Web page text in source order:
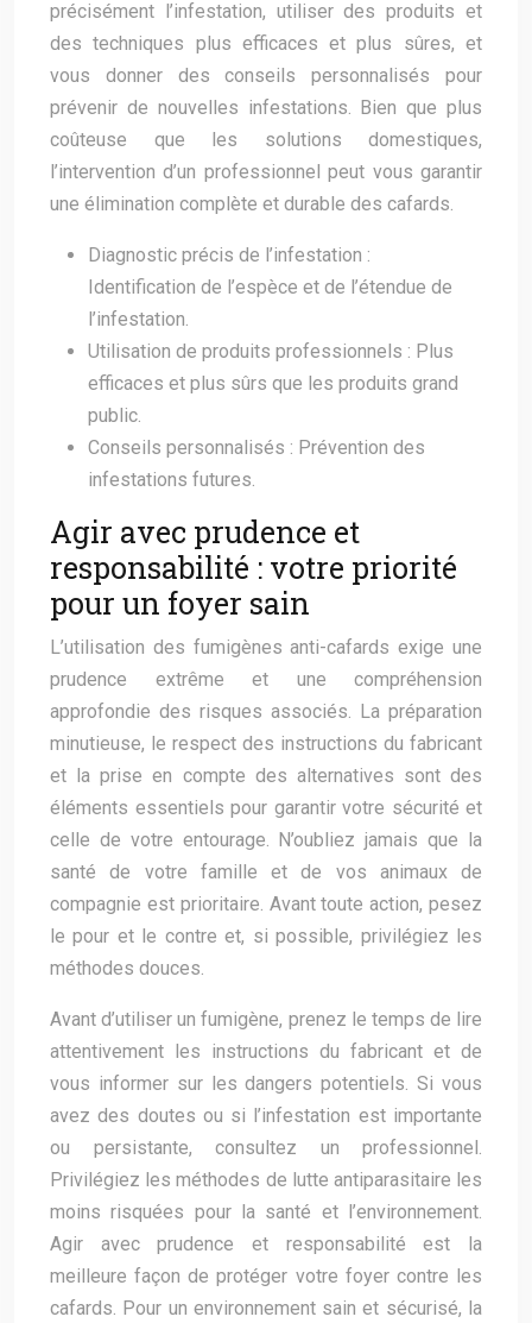
précisément l’infestation, utiliser des produits et
des techniques plus efficaces et plus sûres, et
vous donner des conseils personnalisés pour
prévenir de nouvelles infestations. Bien que plus
coûteuse que les solutions domestiques,
l’intervention d’un professionnel peut vous garantir
une élimination complète et durable des cafards.
Diagnostic précis de l’infestation :
Identification de l’espèce et de l’étendue de
l’infestation.
Utilisation de produits professionnels : Plus
efficaces et plus sûrs que les produits grand
public.
Conseils personnalisés : Prévention des
infestations futures.
Agir avec prudence et
responsabilité : votre priorité
pour un foyer sain
L’utilisation des fumigènes anti-cafards exige une
prudence extrême et une compréhension
approfondie des risques associés. La préparation
minutieuse, le respect des instructions du fabricant
et la prise en compte des alternatives sont des
éléments essentiels pour garantir votre sécurité et
celle de votre entourage. N’oubliez jamais que la
santé de votre famille et de vos animaux de
compagnie est prioritaire. Avant toute action, pesez
le pour et le contre et, si possible, privilégiez les
méthodes douces.
Avant d’utiliser un fumigène, prenez le temps de lire
attentivement les instructions du fabricant et de
vous informer sur les dangers potentiels. Si vous
avez des doutes ou si l’infestation est importante
ou persistante, consultez un professionnel.
Privilégiez les méthodes de lutte antiparasitaire les
moins risquées pour la santé et l’environnement.
Agir avec prudence et responsabilité est la
meilleure façon de protéger votre foyer contre les
cafards. Pour un environnement sain et sécurisé, la